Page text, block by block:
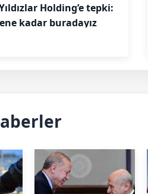
Holding’e tepki:
kadar buradayız